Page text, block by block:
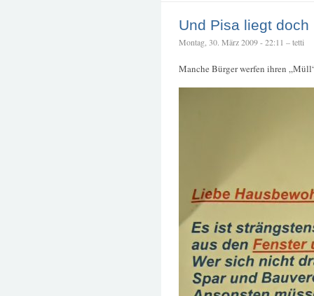
Und Pisa liegt
Montag, 30. März 2009 - 22:11 – tetti
Manche Bürger werfen ihren